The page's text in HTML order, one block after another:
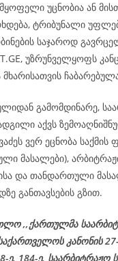
უცნობია ან
ტრიბუნალი
საჯაროდ
უზრუნველყოფს
მხარისათვის
გამომდინარე,
აქვს
ვერ ეცნობა საქმის
მასალები),
და თანდართული
განთავსების გზით.
,,ქართულმა
კანონის
ე, 184-ე,